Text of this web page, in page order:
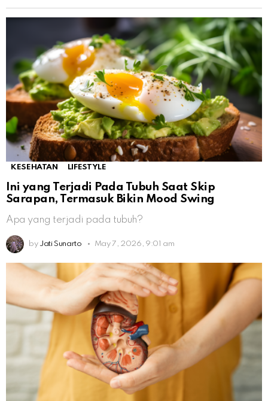
KESEHATAN LIFESTYLE
Ini yang Terjadi Pada Tubuh Saat Skip
Sarapan, Termasuk Bikin Mood Swing
Apa yang terjadi pada tubuh?
by Jati Sunarto May 7, 2026, 9:01 am